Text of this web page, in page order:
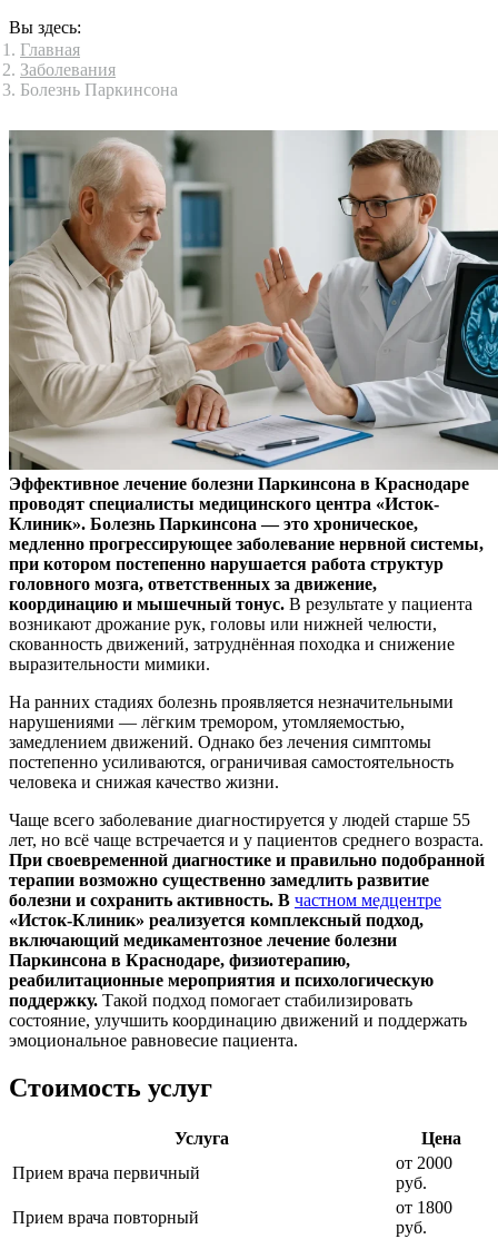
Вы здесь:
Главная
Заболевания
Болезнь Паркинсона
Эффективное лечение болезни Паркинсона в Краснодаре
проводят специалисты медицинского центра «Исток-
Клиник». Болезнь Паркинсона — это хроническое,
медленно прогрессирующее заболевание нервной системы,
при котором постепенно нарушается работа структур
головного мозга, ответственных за движение,
координацию и мышечный тонус. В результате у пациента
возникают дрожание рук, головы или нижней челюсти,
скованность движений, затруднённая походка и снижение
выразительности мимики.
На ранних стадиях болезнь проявляется незначительными
нарушениями — лёгким тремором, утомляемостью,
замедлением движений. Однако без лечения симптомы
постепенно усиливаются, ограничивая самостоятельность
человека и снижая качество жизни.
Чаще всего заболевание диагностируется у людей старше 55
лет, но всё чаще встречается и у пациентов среднего возраста.
При своевременной диагностике и правильно подобранной
терапии возможно существенно замедлить развитие
болезни и сохранить активность. В частном медцентре
«Исток-Клиник» реализуется комплексный подход,
включающий медикаментозное лечение болезни
Паркинсона в Краснодаре, физиотерапию,
реабилитационные мероприятия и психологическую
поддержку. Такой подход помогает стабилизировать
состояние, улучшить координацию движений и поддержать
эмоциональное равновесие пациента.
Стоимость услуг
Услуга
Цена
Прием врача первичный
от 2000
руб.
Прием врача повторный
от 1800
руб.